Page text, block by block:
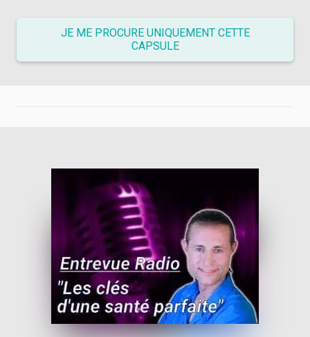
JE ME PROCURE UNIQUEMENT CETTE
CAPSULE